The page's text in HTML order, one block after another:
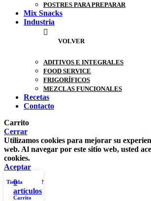
POSTRES PARA PREPARAR
Mix Snacks
Industria
VOLVER
ADITIVOS E INTEGRALES
FOOD SERVICE
FRIGORÍFICOS
MEZCLAS FUNCIONALES
Recetas
Contacto
Carrito
Cerrar
Tienda
0
artículos
Carrito
Mi cuenta
Utilizamos cookies para mejorar su
web. Al navegar por este sitio web, usted
cookies.
Aceptar